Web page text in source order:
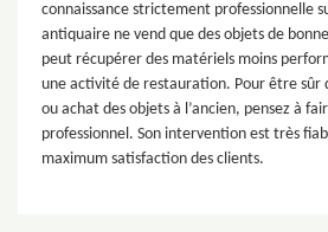
connaissance strictement professionnelle
antiquaire ne vend que des objets de
peut récupérer des matériels moins
une activité de restauration. Pour être sûr
ou achat des objets à l’ancien, pensez à
professionnel. Son intervention est très
maximum satisfaction des clients.